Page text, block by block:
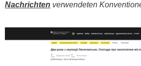
Nachrichten verwendeten